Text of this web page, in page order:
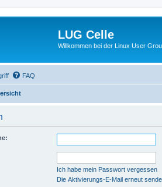
LUG Celle
Willkommen bei der Linux User
FAQ
Ich habe mein Passwort vergessen
Die Aktivierungs-E-Mail erneut